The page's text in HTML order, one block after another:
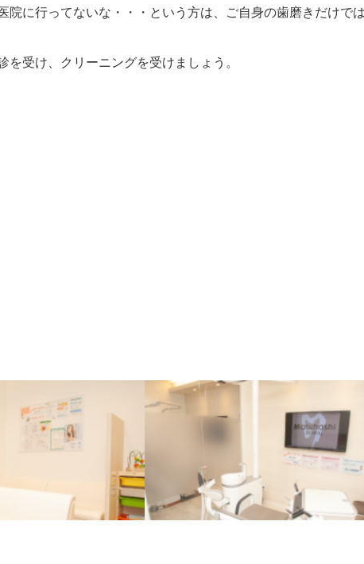
院に行ってないな・・・という方は、ご自身の歯磨きだけで
を受け、クリーニングを受けましょう。